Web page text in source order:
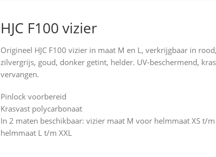
HJC F100 vizier
Origineel HJC F100 vizier in maat M en L, verkrijgbaar in
zilvergrijs, goud, donker getint, helder. UV-beschermend,
vervangen.
Pinlock voorbereid
Krasvast polycarbonaat
In 2 maten beschikbaar: vizier maat M voor helmmaat XS t/
helmmaat L t/m XXL